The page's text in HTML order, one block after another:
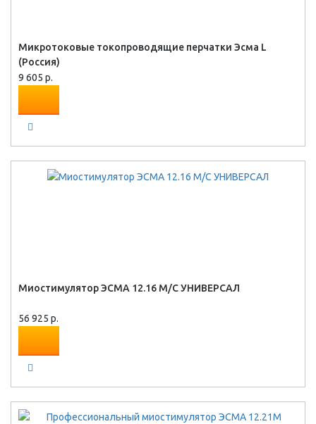
Микротоковые токопроводящие перчатки Эсма L
(Россия)
9 605 р.
Миостимулятор ЭСМА 12.16 М/С УНИВЕРСАЛ
56 925 р.